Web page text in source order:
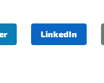
LinkedIn